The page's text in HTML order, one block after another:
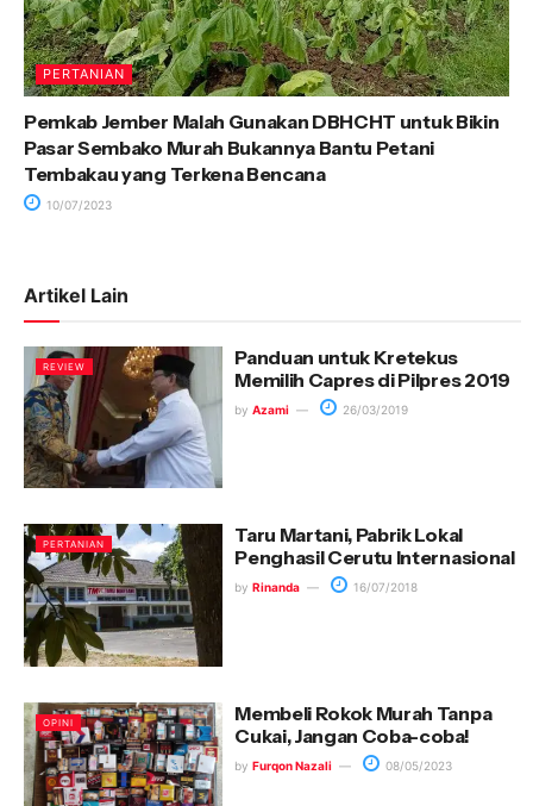
PERTANIAN
Pemkab Jember Malah Gunakan DBHCHT untuk Bikin
Pasar Sembako Murah Bukannya Bantu Petani
Tembakau yang Terkena Bencana
10/07/2023
Artikel Lain
REVIEW
Panduan untuk Kretekus
Memilih Capres di Pilpres 2019
by Azami 26/03/2019
PERTANIAN
Taru Martani, Pabrik Lokal
Penghasil Cerutu Internasional
by Rinanda 16/07/2018
OPINI
Membeli Rokok Murah Tanpa
Cukai, Jangan Coba-coba!
by Furqon Nazali 08/05/2023